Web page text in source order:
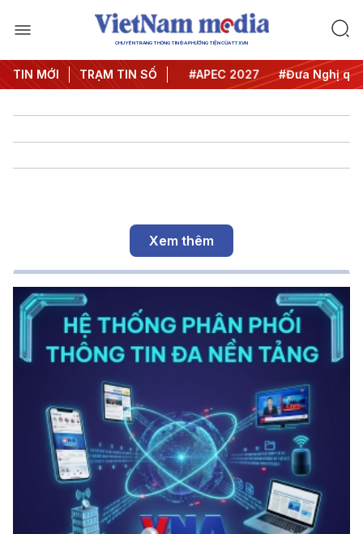
CHUYÊN TRANG THÔNG TIN ĐA PHƯƠNG TIỆN CỦA TTXVN
TIN MỚI TRẠM TIN SỐ
#Hội nghị Trung ương 3 #APEC 2027 #Đưa Nghị
Xem thêm